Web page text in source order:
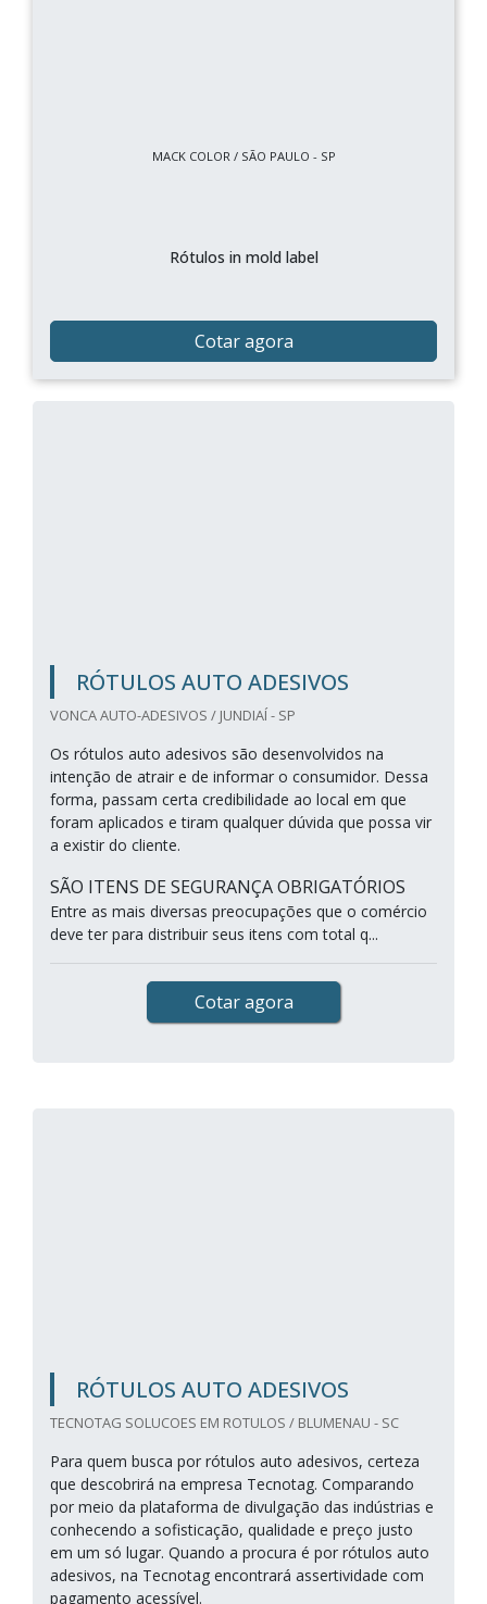
MACK COLOR / SÃO PAULO - SP
Rótulos in mold label
Cotar agora
RÓTULOS AUTO ADESIVOS
VONCA AUTO-ADESIVOS / JUNDIAÍ - SP
Os rótulos auto adesivos são desenvolvidos na
intenção de atrair e de informar o consumidor. Dessa
forma, passam certa credibilidade ao local em que
foram aplicados e tiram qualquer dúvida que possa vir
a existir do cliente.
SÃO ITENS DE SEGURANÇA OBRIGATÓRIOS
Entre as mais diversas preocupações que o comércio
deve ter para distribuir seus itens com total q...
Cotar agora
RÓTULOS AUTO ADESIVOS
TECNOTAG SOLUCOES EM ROTULOS / BLUMENAU - SC
Para quem busca por rótulos auto adesivos, certeza
que descobrirá na empresa Tecnotag. Comparando
por meio da plataforma de divulgação das indústrias e
conhecendo a sofisticação, qualidade e preço justo
em um só lugar. Quando a procura é por rótulos auto
adesivos, na Tecnotag encontrará assertividade com
pagamento acessível.